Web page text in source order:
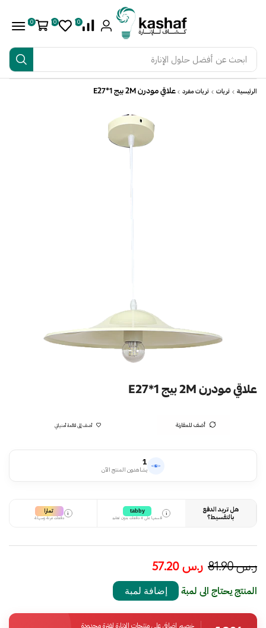
ابحث عن أفضل حلول الإنارة
0
0
0
الرئيسية ثريات ثريات مفرد علاقي مودرن 2M بيج E27*1
علاقي مودرن 2M بيج E27*1
أضف للمقارنة أضف إلى قائمة أمنياتي
1
يشاهدون المنتج الآن
هل تريد الدفع
بالتقسيط؟
i
tabby
قسمها على 4 دفعات بدون تعقيد
i تمارا
دفعات مرنة وسهلة
ر.س81.90 ر.س
المنتج يحتاج الى لمبة إضافة لمبة
خصم إضافي على منتجات الإنارة لفترة محدودة